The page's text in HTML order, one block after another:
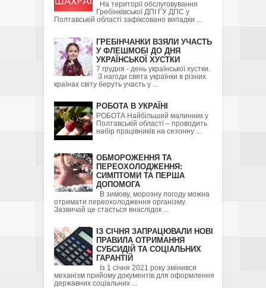
На території обслуговування
Гребінківської ДПІ ГУ ДПС у
Полтавській області зафіксовано випадки ...
ГРЕБІНЧАНКИ ВЗЯЛИ УЧАСТЬ
У ФЛЕШМОБІ ДО ДНЯ
УКРАЇНСЬКОЇ ХУСТКИ
7 грудня - день української хустки.
З нагоди свята українки в різних
країнах світу беруть участь у ...
РОБОТА В УКРАЇНІ
РОБОТА Найбільший малинник у
Полтавській області – проводить
набір працівників на сезонну ...
ОБМОРОЖЕННЯ ТА
ПЕРЕОХОЛОДЖЕННЯ:
СИМПТОМИ ТА ПЕРША
ДОПОМОГА
В зимову, морозну погоду можна
отримати переохолодження організму.
Зазвичай це стається внаслідок ...
ІЗ СІЧНЯ ЗАПРАЦЮВАЛИ НОВІ
ПРАВИЛА ОТРИМАННЯ
СУБСИДІЙ ТА СОЦІАЛЬНИХ
ГАРАНТІЙ
Із 1 січня 2021 року змінився
механізм прийому документів для оформлення
державних соціальних ...